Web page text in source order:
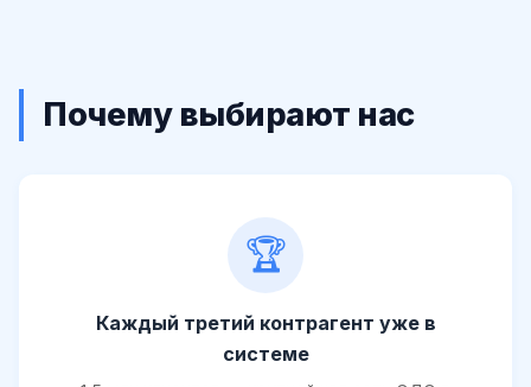
Почему выбирают нас
🏆
Каждый третий контрагент уже в
системе